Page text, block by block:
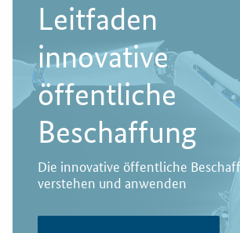
Leitfaden
innovative
öffentliche
Beschaffung
Die innovative öffentliche
verstehen und anwenden